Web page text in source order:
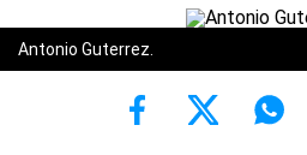
Antonio Guterrez.